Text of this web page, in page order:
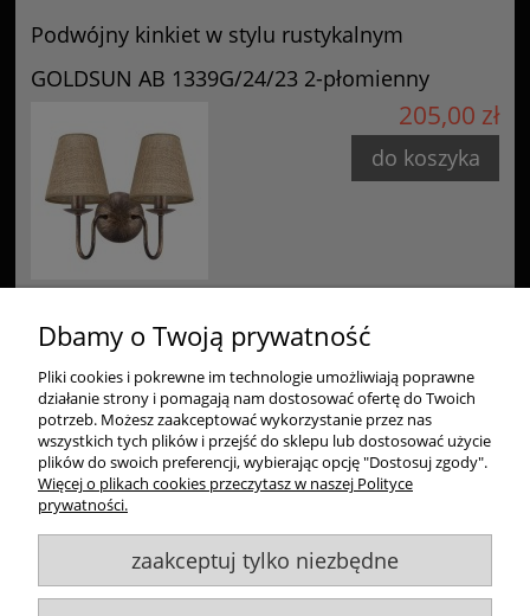
Podwójny kinkiet w stylu rustykalnym
GOLDSUN AB 1339G/24/23 2-płomienny
205,00 zł
do koszyka
Zakupy
Pomoc
Informacje
Dbamy o Twoją prywatność
Pliki cookies i pokrewne im technologie umożliwiają poprawne
działanie strony i pomagają nam dostosować ofertę do Twoich
potrzeb. Możesz zaakceptować wykorzystanie przez nas
wszystkich tych plików i przejść do sklepu lub dostosować użycie
plików do swoich preferencji, wybierając opcję "Dostosuj zgody".
Więcej o plikach cookies przeczytasz w naszej Polityce
prywatności.
zaakceptuj tylko niezbędne